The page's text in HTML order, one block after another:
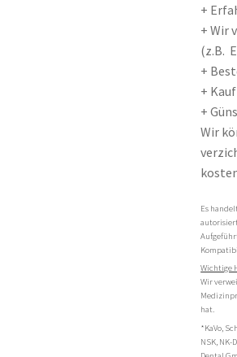
+
+ Wir
(z.B.
+
+
+
Wir
Es
Wichtige
Wir
hat.
*KaVo,
NSK,